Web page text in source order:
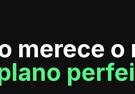
merece o